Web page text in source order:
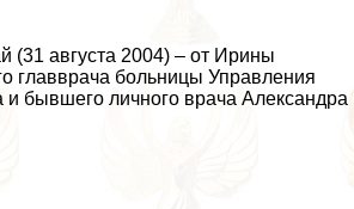
(31 августа 2004) – от Ирины
главврача больницы Управления
и бывшего личного врача Александра